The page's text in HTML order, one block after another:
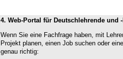
4. Web-Portal für Deutschlehrende und
Wenn Sie eine Fachfrage haben, mit
Projekt planen, einen Job suchen oder
genau richtig: